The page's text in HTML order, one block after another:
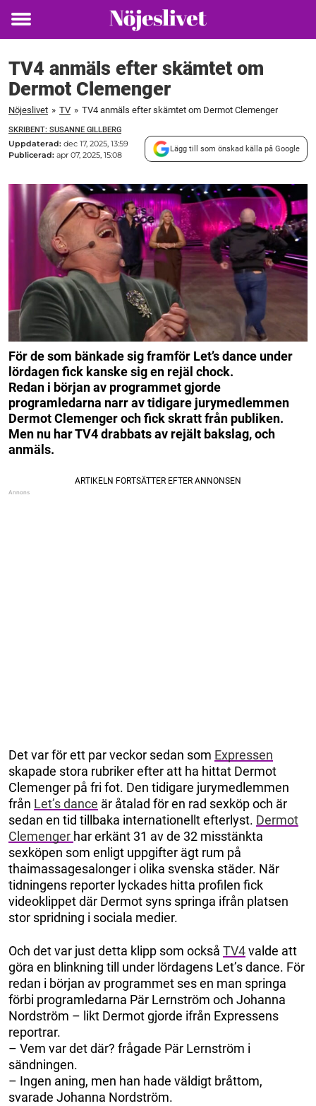
Toggle
TV4 anmäls efter skämtet om
Dermot Clemenger
Nöjeslivet » TV » TV4 anmäls efter skämtet om Dermot Clemenger
SKRIBENT: SUSANNE GILLBERG
Uppdaterad: dec 17, 2025, 13:59
Publicerad: apr 07, 2025, 15:08
Lägg till som önskad källa på Google
För de som bänkade sig framför Let’s dance under
lördagen fick kanske sig en rejäl chock.
Redan i början av programmet gjorde
programledarna narr av tidigare jurymedlemmen
Dermot Clemenger och fick skratt från publiken.
Men nu har TV4 drabbats av rejält bakslag, och
anmäls.
Det var för ett par veckor sedan som Expressen
skapade stora rubriker efter att ha hittat Dermot
Clemenger på fri fot. Den tidigare jurymedlemmen
från Let’s dance är åtalad för en rad sexköp och är
sedan en tid tillbaka internationellt efterlyst. Dermot
Clemenger har erkänt 31 av de 32 misstänkta
sexköpen som enligt uppgifter ägt rum på
thaimassagesalonger i olika svenska städer. När
tidningens reporter lyckades hitta profilen fick
videoklippet där Dermot syns springa ifrån platsen
stor spridning i sociala medier.
Och det var just detta klipp som också TV4valde att
göra en blinkning till under lördagens Let’s dance. För
redan i början av programmet ses en man springa
förbi programledarna Pär Lernström och Johanna
Nordström – likt Dermot gjorde ifrån Expressens
reportrar.
– Vem var det där? frågade Pär Lernström i
sändningen.
– Ingen aning, men han hade väldigt bråttom,
svarade Johanna Nordström.